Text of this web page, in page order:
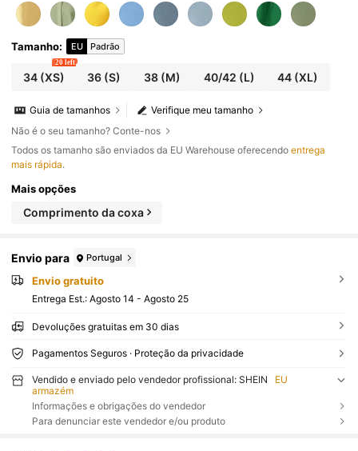
Tamanho: EU Padrão
34(XS)
20 left
36 (S) 38(M) 40/42 (L) 44 (XL)
Verifique meu tamanho
Guia de tamanhos
Não é o seu tamanho? Conte-nos
Todos os tamanho são enviados da EU Warehouse oferecendoentrega
mais rápida.
Mais opções
Comprimento da coxa
Envio para Portugal
Envio gratuito
Entrega Est.: Agosto 14 - Agosto 25
Devoluções gratuitas em 30 dias
Pagamentos Seguros · Proteção da privacidade
Vendido e enviado pelo vendedor profissional: SHEIN
EU
armazém
Informações e obrigações do vendedor
Para denunciar este vendedor e/ou produto